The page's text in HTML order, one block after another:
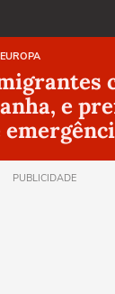
e
PUBLICIDADE